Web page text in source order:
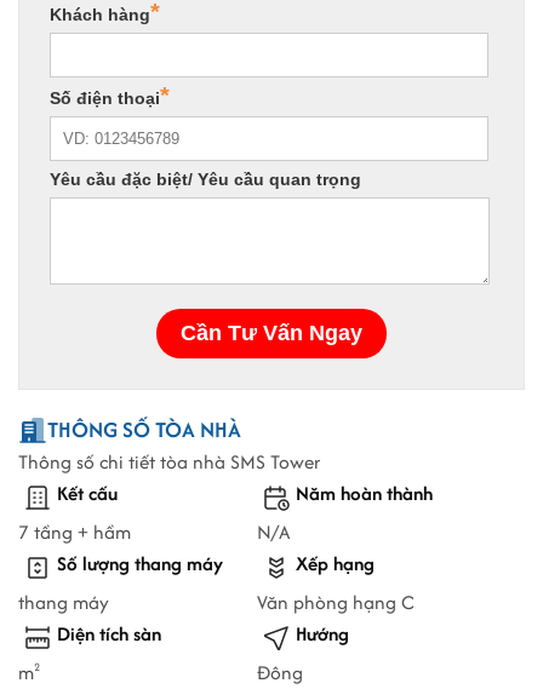
THÔNG SỐ TÒA NHÀ
Thông số chi tiết tòa nhà SMS Tower
Kết cấu
7 tầng + hầm
Năm hoàn thành
N/A
Số lượng thang máy
thang máy
Xếp hạng
Văn phòng hạng C
Diện tích sàn
m2
Hướng
Đông